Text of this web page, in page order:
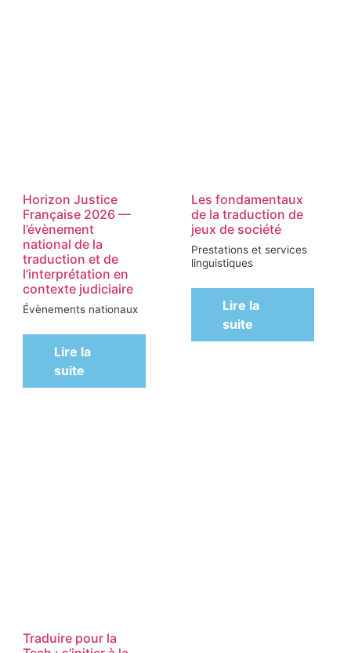
Horizon Justice
Française 2026 —
l’évènement
national de la
traduction et de
l’interprétation en
contexte judiciaire
Évènements nationaux
Lire la
suite
Les fondamentaux
de la traduction de
jeux de société
Prestations et services
linguistiques
Lire la
suite
Traduire pour la